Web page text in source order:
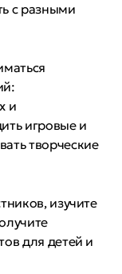
с разными
и
игровые и
творческие
изучите
для детей и